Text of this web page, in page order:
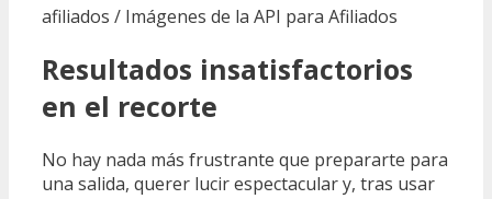
afiliados / Imágenes de la API para Afiliados
Resultados insatisfactorios
en el recorte
No hay nada más frustrante que prepararte para
una salida, querer lucir espectacular y, tras usar